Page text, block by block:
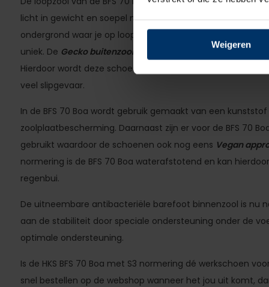
Weigeren
licht in gewicht en soepel maar heeft tijdens het lopen
ondergrond waar je op loopt dankzij deze souplesse. Ook
uniek. De Gecko buitenzool doet zijn naam eer aan door
Hierdoor wordt deze schoen zeer gewaardeerd om mee te
veel slipgevaar.
In de BFS 70 Boa wordt gebruik gemaakt van een
zoolplaatbescherming. Daarnaast zijn er voor de BFS 70
gebruikt waardoor de schoenen ook nog eens Vegan
normering is de BFS 70 Boa waterafstotend en kan
regenbui.
De uitneembare antibacteriële barefoot binnenzool is nu
aan de stabiliteit door speciale ondersteuning onder de
optimale ondersteuning.
Is de HKS BFS 70 Boa met S3 normering dé werkschoen
snel bestellen op de webshop wanneer het jou uit komt,